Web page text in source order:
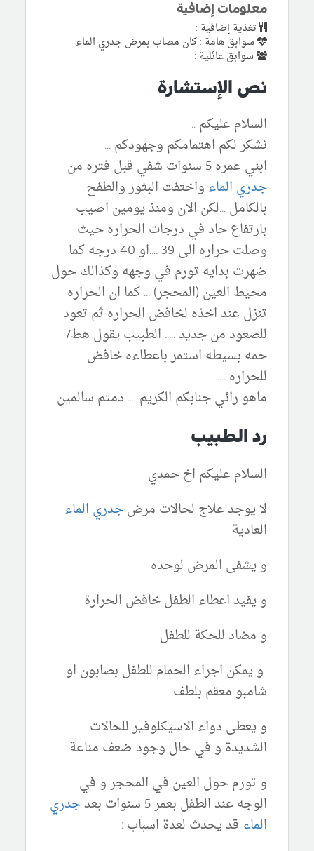
معلومات إضافية
تغذية إضافية :
سوابق هامة : كان مصاب بمرض جدري الماء
سوابق عائلية :
نص الإستشارة
السلام عليكم ..
نشكر لكم اهتمامكم وجهودكم ...
ابني عمره 5 سنوات شفي قبل فتره من
جدري الماء واختفت البثور والطفح
بالكامل ...لكن الان ومنذ يومين اصيب
بارتفاع حاد في درجات الحراره حيث
وصلت حراره الى 39 ....او 40 درجه كما
ضهرت بدايه تورم في وجهه وكذالك حول
محيط العين (المحجر) ... كما ان الحراره
تنزل عند اخذه لخافض الحراره ثم تعود
للصعود من جديد ..... الطبيب يقول هط7
حمه بسيطه استمر باعطاءه خافض
للحراره .....
ماهو رائي جنابكم الكريم .... دمتم سالمين
رد الطبيب
السلام عليكم اخ حمدي
لا يوجد علاج لحالات مرضجدري الماء
العادية
و يشفى المرض لوحده
و يفيد اعطاء الطفل خافض الحرارة
و مضاد للحكة للطفل
و يمكن اجراء الحمام للطفل بصابون او
شامبو معقم بلطف
و يعطى دواء الاسيكلوفير للحالات
الشديدة و في حال وجود ضعف مناعة
و تورم حول العين في المحجر و في
الوجه عند الطفل بعمر 5 سنوات بعد
جدري
الماء قد يحدث لعدة اسباب :